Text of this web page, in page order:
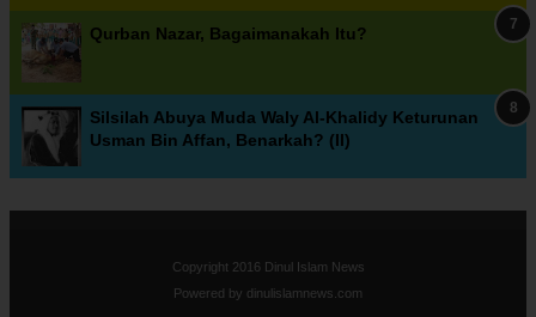
Qurban Nazar, Bagaimanakah Itu?
Silsilah Abuya Muda Waly Al-Khalidy Keturunan
Usman Bin Affan, Benarkah? (II)
Copyright 2016 Dinul Islam News
Powered by dinulislamnews.com